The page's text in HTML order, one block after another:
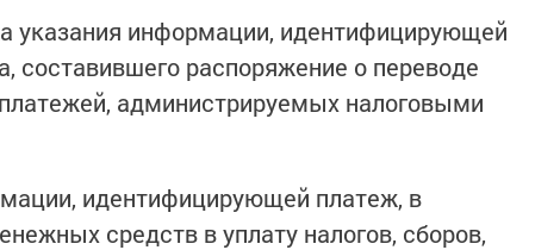
указания информации, идентифицирующей
составившего распоряжение о переводе
администрируемых налоговыми
идентифицирующей платеж, в
средств в уплату налогов, сборов,